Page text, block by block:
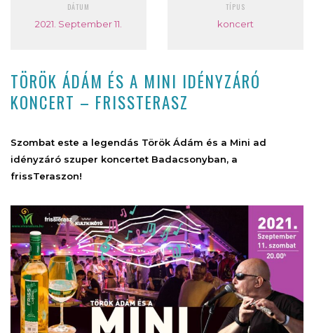
DÁTUM
2021. September 11.
TÍPUS
koncert
TÖRÖK ÁDÁM ÉS A MINI IDÉNYZÁRÓ
KONCERT – FRISSTERASZ
Szombat este a legendás Török Ádám és a Mini ad
idényzáró szuper koncertet Badacsonyban, a
frissTeraszon!